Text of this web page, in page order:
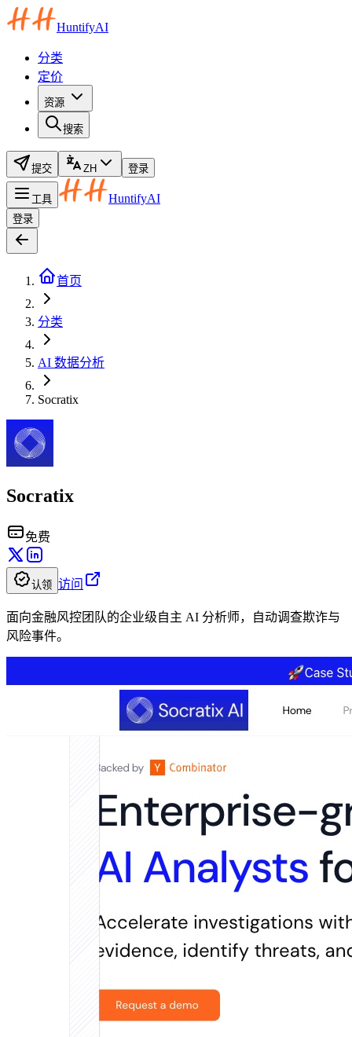
HuntifyAI
分类
定价
资源
搜索
提交 ZH 登录
工具 HuntifyAI
登录
首页
分类
AI 数据分析
Socratix
Socratix
免费
认领 访问
面向金融风控团队的企业级自主 AI 分析师，自动调查欺诈与
风险事件。